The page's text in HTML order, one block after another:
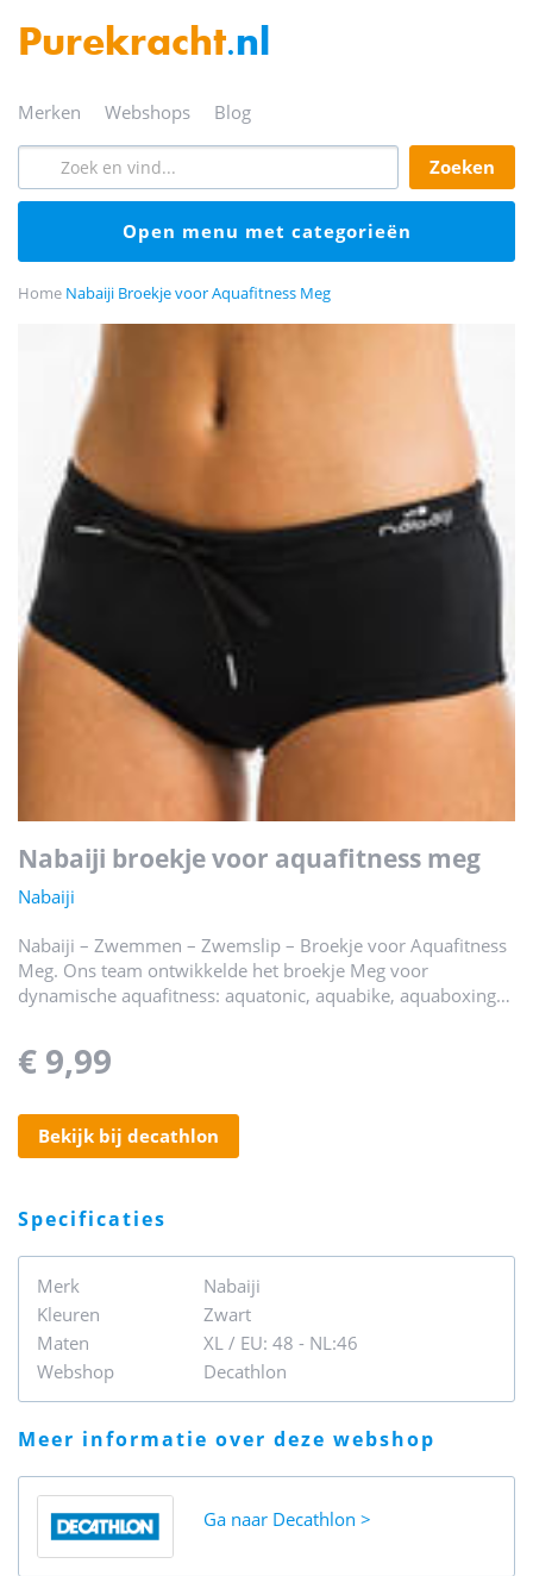
Purekracht.nl
merken webshops blog
zoeken
open menu met categorieën
Home Nabaiji Broekje voor Aquafitness Meg
nabaiji broekje voor aquafitness meg
Nabaiji
Nabaiji – Zwemmen – Zwemslip – Broekje voor Aquafitness
Meg. Ons team ontwikkelde het broekje Meg voor
dynamische aquafitness: aquatonic, aquabike, aquaboxing…
€ 9,99
bekijk bij decathlon
specificaties
Merk
Nabaiji
Kleuren
Zwart
Maten
XL / EU: 48 - NL:46
Webshop
Decathlon
meer informatie over deze webshop
Ga naar Decathlon